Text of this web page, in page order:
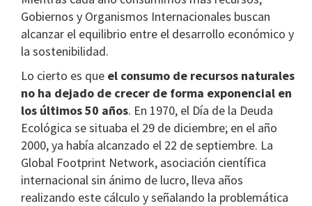
Gobiernos y Organismos Internacionales buscan
alcanzar el equilibrio entre el desarrollo económico y
la sostenibilidad.
Lo cierto es que el consumo de recursos naturales
no ha dejado de crecer de forma exponencial en
los últimos 50 años. En 1970, el Día de la Deuda
Ecológica se situaba el 29 de diciembre; en el año
2000, ya había alcanzado el 22 de septiembre. La
Global Footprint Network, asociación científica
internacional sin ánimo de lucro, lleva años
realizando este cálculo y señalando la problemática